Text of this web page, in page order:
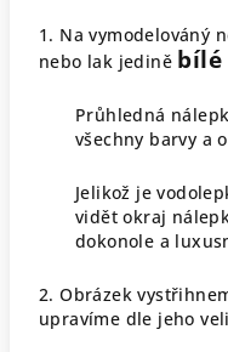
1. Na vymodelováný
nebo lak jedině bílé
Průhledná
všechny barvy a
Jelikož je
vidět okraj
dokonole a
2. Obrázek
upravíme dle jeho